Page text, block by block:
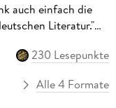
auch einfach die
Literatur."
230 Lesepunkte
Alle 4 Formate